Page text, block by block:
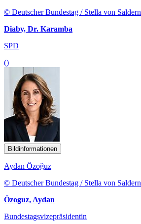
© Deutscher Bundestag / Stella von Saldern
Diaby, Dr. Karamba
SPD
()
Bildinformationen
Aydan Özoğuz
© Deutscher Bundestag / Stella von Saldern
Özoguz, Aydan
Bundestagsvizepräsidentin